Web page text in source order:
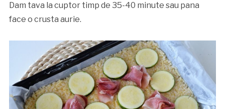
Dam tava la cuptor timp de 35-40 minute sau pana
face o crusta aurie.